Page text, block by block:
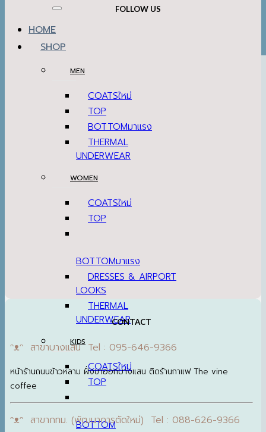
HOME
SHOP
MEN
COATS
TOP
BOTTOM
THERMAL
UNDERWEAR
WOMEN
COATS
TOP
BOTTOM
DRESSES & AIRPORT
LOOKS
THERMAL
UNDERWEAR
KIDS
COATS
TOP
BOTTOM
FOLLOW US
CONTACT
ᵔᴥᵔ สาขาบางแสน Tel : 095-646-9366
หน้าร้านถนนข้าวหลาม ฝั่งขาออกบางแสน ติดร้านกาแฟ The vine
coffee
ᵔᴥᵔ สาขากทม. (พัฒนาการตัดใหม่) Tel : 088-626-9366